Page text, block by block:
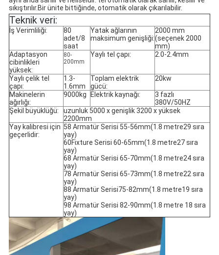
sıkıştırılır.Bir ünite bittiğinde, otomatik olarak çıkarılabilir.
Teknik veri:
İş Verimliliği:
80
adet/8
saat
Yatak ağlarının
maksimum genişliği:
2000 mm
(seçenek 2000
mm)
Adaptasyon
cibinlikleri
yüksek:
80-
200mm
Yaylı tel çapı: 2.0-2.4mm
Yaylı çelik tel
çapı:
1.3-
1.6mm
Toplam elektrik
gücü:
20kw
Makinelerin
ağırlığı:
9000kg Elektrik kaynağı:
3 fazlı
380V/50HZ
Şekil büyüklüğü:
uzunluk 5000 x genişlik 3200 x yüksek
2200mm
Yay kalibresi için
geçerlidir:
58 Armatür Serisi 55-56mm(1.8 metre29 sıra
yay)
60Fixture Serisi 60-65mm(1.8 metre27 sıra
yay)
68 Armatür Serisi 65-70mm(1.8 metre24 sıra
yay)
78 Armatür Serisi 65-73mm(1.8 metre22 sıra
yay)
88 Armatür Serisi75-82mm(1.8 metre19 sıra
yay)
98 Armatür Serisi 82-90mm(1.8 metre 18 sıra
yay)